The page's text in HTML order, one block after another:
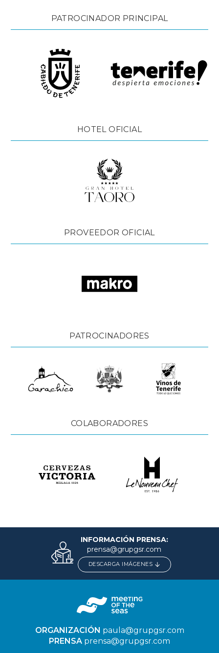
PATROCINADOR PRINCIPAL
HOTEL OFICIAL
PROVEEDOR OFICIAL
PATROCINADORES
COLABORADORES
INFORMACIÓN PRENSA:
prensa@grupgsr.com
DESCARGA IMÁGENES
ORGANIZACIÓN paula@grupgsr.com
PRENSA prensa@grupgsr.com